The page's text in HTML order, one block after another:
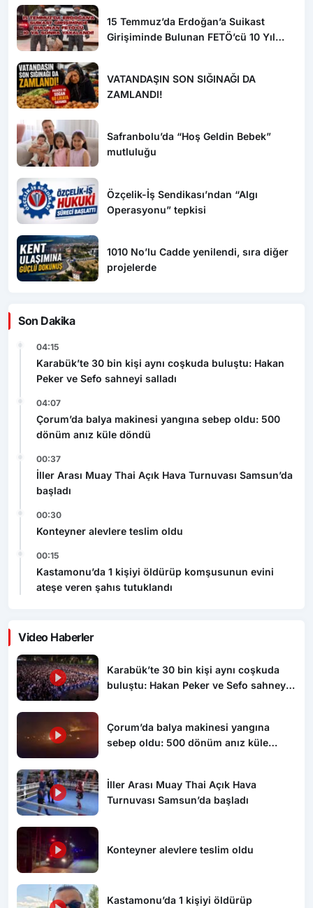
15 Temmuz’da Erdoğan’a Suikast
Girişiminde Bulunan FETÖ’cü 10 Yıl
VATANDAŞIN SON SIĞINAĞI DA
ZAMLANDI!
Safranbolu’da “Hoş Geldin Bebek”
mutluluğu
Özçelik-İş Sendikası’ndan “Algı
Operasyonu” tepkisi
1010 No’lu Cadde yenilendi, sıra diğer
projelerde
Son Dakika
04:15
Karabük’te 30 bin kişi aynı coşkuda buluştu: Hakan
Peker ve Sefo sahneyi salladı
04:07
Çorum’da balya makinesi yangına sebep oldu: 500
dönüm anız küle döndü
00:37
İller Arası Muay Thai Açık Hava Turnuvası Samsun’da
başladı
00:30
Konteyner alevlere teslim oldu
00:15
Kastamonu’da 1 kişiyi öldürüp komşusunun evini
ateşe veren şahıs tutuklandı
Video Haberler
Karabük’te 30 bin kişi aynı coşkuda
buluştu: Hakan Peker ve Sefo sahneyi
Çorum’da balya makinesi yangına
sebep oldu: 500 dönüm anız küle
İller Arası Muay Thai Açık Hava
Turnuvası Samsun’da başladı
Konteyner alevlere teslim oldu
Kastamonu’da 1 kişiyi öldürüp